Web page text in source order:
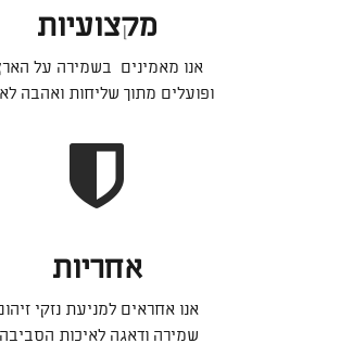
מקצועיות
אנו מאמינים בשמירה על
ופועלים מתוך שליחות ואהבה
אחריות
אנו אחראים למניעת נזקי
שמירה ודאגה לאיכות הסביבה.